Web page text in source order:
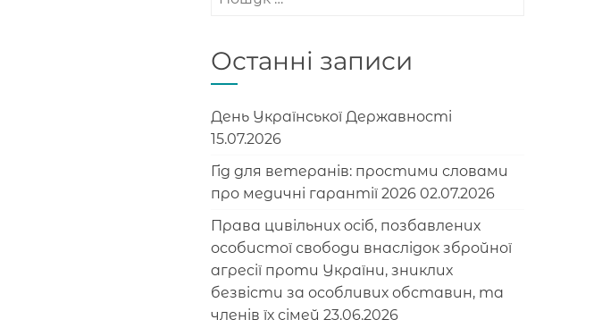
Останні записи
День Української Державності
15.07.2026
Гід для ветеранів: простими словами
про медичні гарантії 2026 02.07.2026
Права цивільних осіб, позбавлених
особистої свободи внаслідок збройної
агресії проти України, зниклих
безвісти за особливих обставин, та
членів їх сімей 23.06.2026